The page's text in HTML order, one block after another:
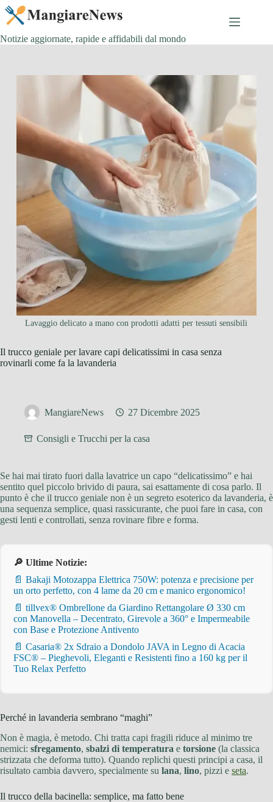
Salta
contenuto
Notizie aggiornate, rapide e affidabili dal mondo
Lavaggio delicato a mano con prodotti adatti per tessuti sensibili
Il trucco geniale per lavare capi delicatissimi in casa senza
rovinarli come fa la lavanderia
MangiareNews 27 Dicembre 2025
Consigli e Trucchi per la casa
Se hai mai tirato fuori dalla lavatrice un capo “delicatissimo” e hai
sentito quel piccolo brivido di paura, sai esattamente di cosa parlo. Il
punto è che il trucco geniale non è un segreto esoterico da lavanderia, è
una sequenza semplice, quasi rassicurante, che puoi fare in casa, con
gesti lenti e controllati, senza rovinare fibre e forma.
🔎 Ultime Notizie:
📄 Bakaji Motozappa Elettrica 750W: potenza e precisione per
un orto perfetto, con 4 lame da 20 cm e manico ergonomico!
📄 tillvex® Ombrellone da Giardino Rettangolare Ø 330 cm
con Manovella – Decentrato, Girevole a 360° e Impermeabile
con Base e Protezione Antivento
📄 Casaria® 2x Sdraio a Dondolo JAVA in Legno di Acacia
FSC® – Pieghevoli, Eleganti e Resistenti fino a 160 kg per il
Tuo Relax Perfetto
Perché in lavanderia sembrano “maghi”
Non è magia, è metodo. Chi tratta capi fragili riduce al minimo tre
nemici: sfregamento, sbalzi di temperatura e torsione (la classica
strizzata che deforma tutto). Quando replichi questi principi a casa, il
risultato cambia davvero, specialmente su lana, lino, pizzi e seta.
Il trucco della bacinella: semplice, ma fatto bene